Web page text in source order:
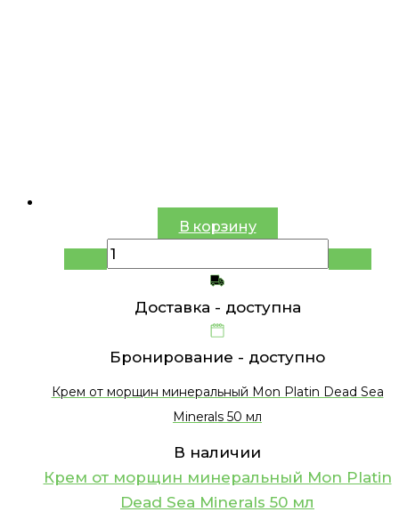
В корзину
Доставка - доступна
Бронирование - доступно
Крем от морщин минеральный Mon Platin Dead Sea
Minerals 50 мл
В наличии
Крем от морщин минеральный Mon Platin
Dead Sea Minerals 50 мл